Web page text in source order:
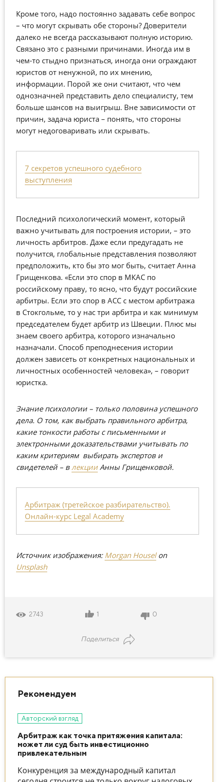
Кроме того, надо постоянно задавать себе вопрос
– что могут скрывать обе стороны? Доверители
далеко не всегда рассказывают полную историю.
Связано это с разными причинами. Иногда им в
чем-то стыдно признаться, иногда они ограждают
юристов от ненужной, по их мнению,
информации. Порой же они считают, что чем
однозначней представить дело специалисту, тем
больше шансов на выигрыш. Вне зависимости от
причин, задача юриста – понять, что стороны
могут недоговаривать или скрывать.
7 секретов успешного судебного
выступления
Последний психологический момент, который
важно учитывать для построения истории, – это
личность арбитров. Даже если предугадать не
получится, глобальные представления позволяют
предположить, кто бы это мог быть, считает Анна
Грищенкова. «Если это спор в МКАС по
российскому праву, то ясно, что будут российские
арбитры. Если это спор в ACC с местом арбитража
в Стокгольме, то у нас три арбитра и как минимум
председателем будет арбитр из Швеции. Плюс мы
знаем своего арбитра, которого изначально
назначали. Способ преподнесения истории
должен зависеть от конкретных национальных и
личностных особенностей человека», – говорит
юристка.
Знание психологии – только половина успешного
дела. О том, как выбрать правильного арбитра,
какие тонкости работы с письменными и
электронными доказательствами учитывать по
каким критериям выбирать экспертов и
свидетелей – влекции Анны Грищенковой.
Арбитраж (третейское разбирательство).
Онлайн-курс Legal Academy
Источник изображения: Morgan Houselon
Unsplash
2743 1 0
Поделиться
Рекомендуем
Авторский взгляд
Арбитраж как точка притяжения капитала:
может ли суд быть инвестиционно
привлекательным
Конкуренция за международный капитал